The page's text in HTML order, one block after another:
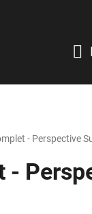
- Perspective
-